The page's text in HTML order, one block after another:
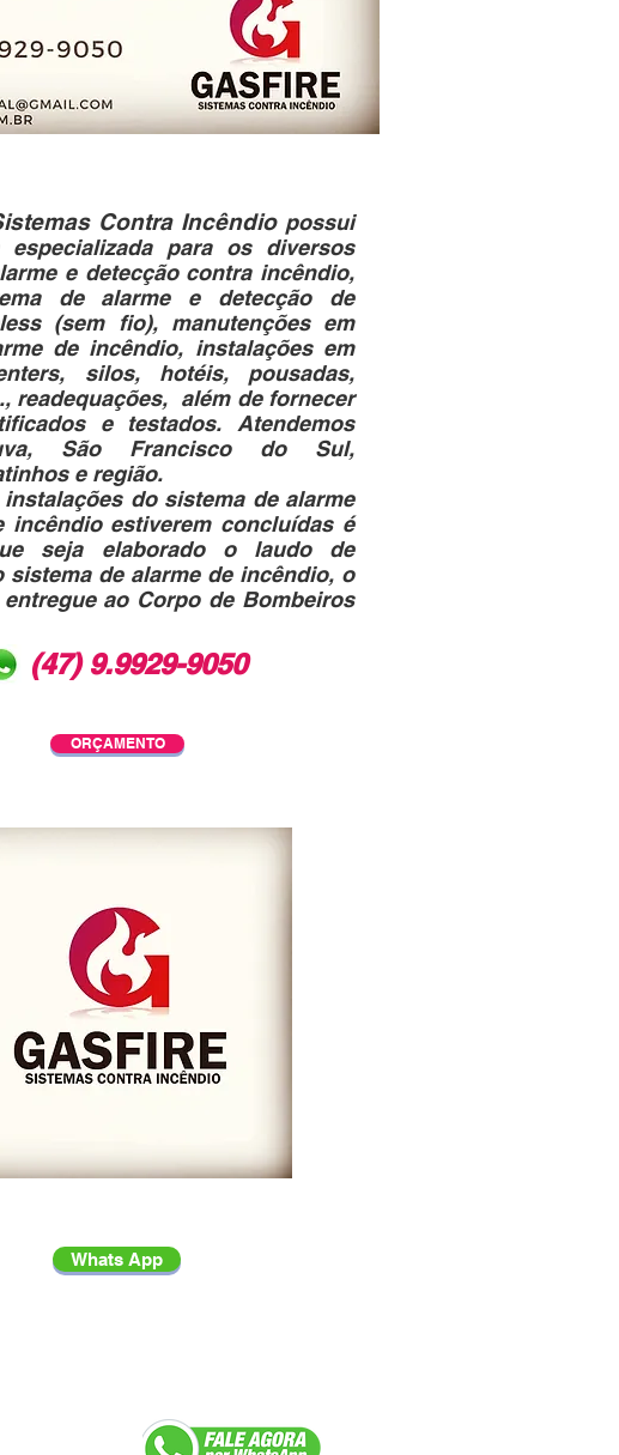
Contra Incêndiopossui
para os diversos
e detecção contra incêndio,
de alarme e detecção de
(sem fio), manutenções em
de incêndio, instalações em
silos, hotéis, pousadas,
readequações, além de fornecer
e testados. Atendemos
São Francisco do Sul,
e região.
do sistema de alarme
incêndio estiverem concluídas é
seja elaborado o laudo de
sistema de alarme de incêndio, o
ao Corpo de Bombeiros
(47) 9.9929-9050
ORÇAMENTO
Whats App